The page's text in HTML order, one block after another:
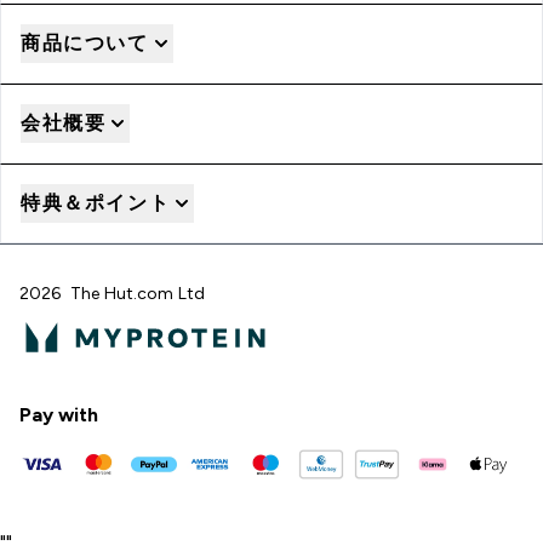
商品について
会社概要
特典＆ポイント
2026 The Hut.com Ltd
Pay with
""